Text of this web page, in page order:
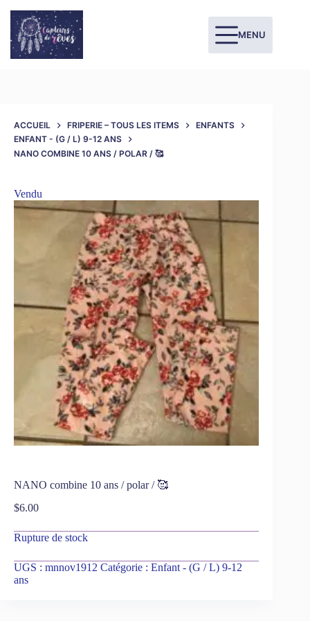
MENU
ACCUEIL FRIPERIE – TOUS LES ITEMS
ENFANTS
ENFANT - (G / L) 9-12 ANS
NANO COMBINE 10 ANS / POLAR / 🥰
Vendu
NANO combine 10 ans / polar / 🥰
$6.00
Rupture de stock
UGS : mnnov1912 Catégorie : Enfant - (G / L) 9-12
ans